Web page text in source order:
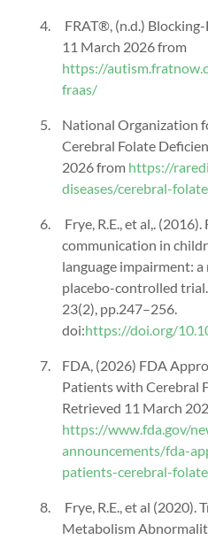
FRAT®, (n.d.)
11 March 2026 from
https://
fraas/
‌National Organization
Cerebral Folate
2026 from https://
diseases/cerebral-
Frye, R.E., et al,.
communication in
language impairment:
placebo-controlled
23(2), pp.247–256.
doi:https://doi.org/
FDA, (2026) FDA
Patients with Cerebral
Retrieved 11 March
https://www.fda.gov/
announcements/fda-
patients-cerebral-
Frye, R.E., et al (2020).
Metabolism